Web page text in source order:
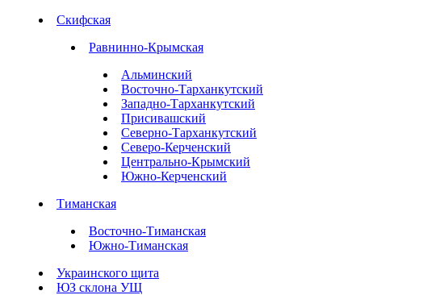
Скифская
Равнинно-Крымская
Альминский
Восточно-Тарханкутский
Западно-Тарханкутский
Присивашский
Северно-Тарханкутский
Северо-Керченский
Центрально-Крымский
Южно-Керченский
Тиманская
Восточно-Тиманская
Южно-Тиманская
Украинского щита
ЮЗ склона УЩ